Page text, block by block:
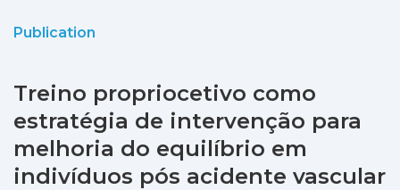
Statistics
Publication
Treino propriocetivo como
estratégia de intervenção para
melhoria do equilíbrio em
indivíduos pós acidente vascular